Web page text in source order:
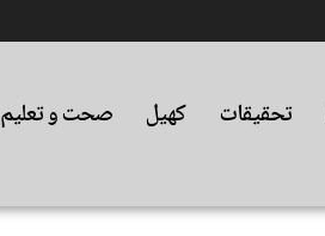
تحقیقات کھیل صحت و تعلیم